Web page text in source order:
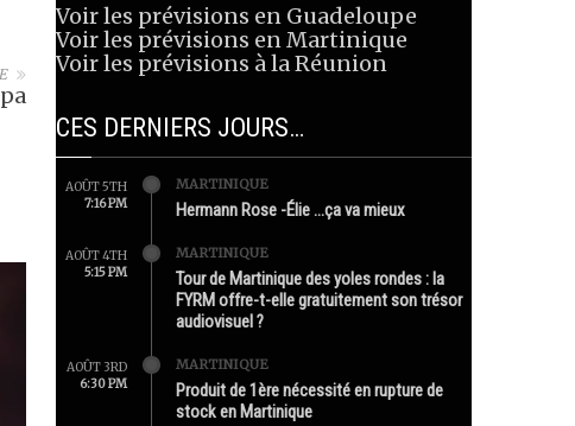
Voir les prévisions en Guadeloupe
Voir les prévisions en Martinique
Voir les prévisions à la Réunion
CES DERNIERS JOURS…
AOÛT 5TH
7:16 PM
MARTINIQUE
Hermann Rose -Élie …ça va mieux
AOÛT 4TH
5:15 PM
MARTINIQUE
Tour de Martinique des yoles rondes : la
FYRM offre-t-elle gratuitement son trésor
audiovisuel ?
AOÛT 3RD
6:30 PM
MARTINIQUE
Produit de 1ère nécessité en rupture de
stock en Martinique